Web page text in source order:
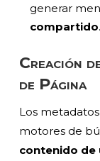
generar
compartido.
Creación
de Página
Los
motores de
contenido de